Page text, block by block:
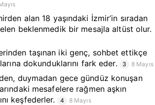
alan 18 yaşındaki İzmir’in sıradan
beklenmedik bir mesajla altüst olur.
taşınan iki genç, sohbet ettikçe
dokunduklarını fark eder.
3 8 Mayıs
duymadan gece gündüz konuşan
mesafelere rağmen aşkın
keşfederler.
4 8 Mayıs